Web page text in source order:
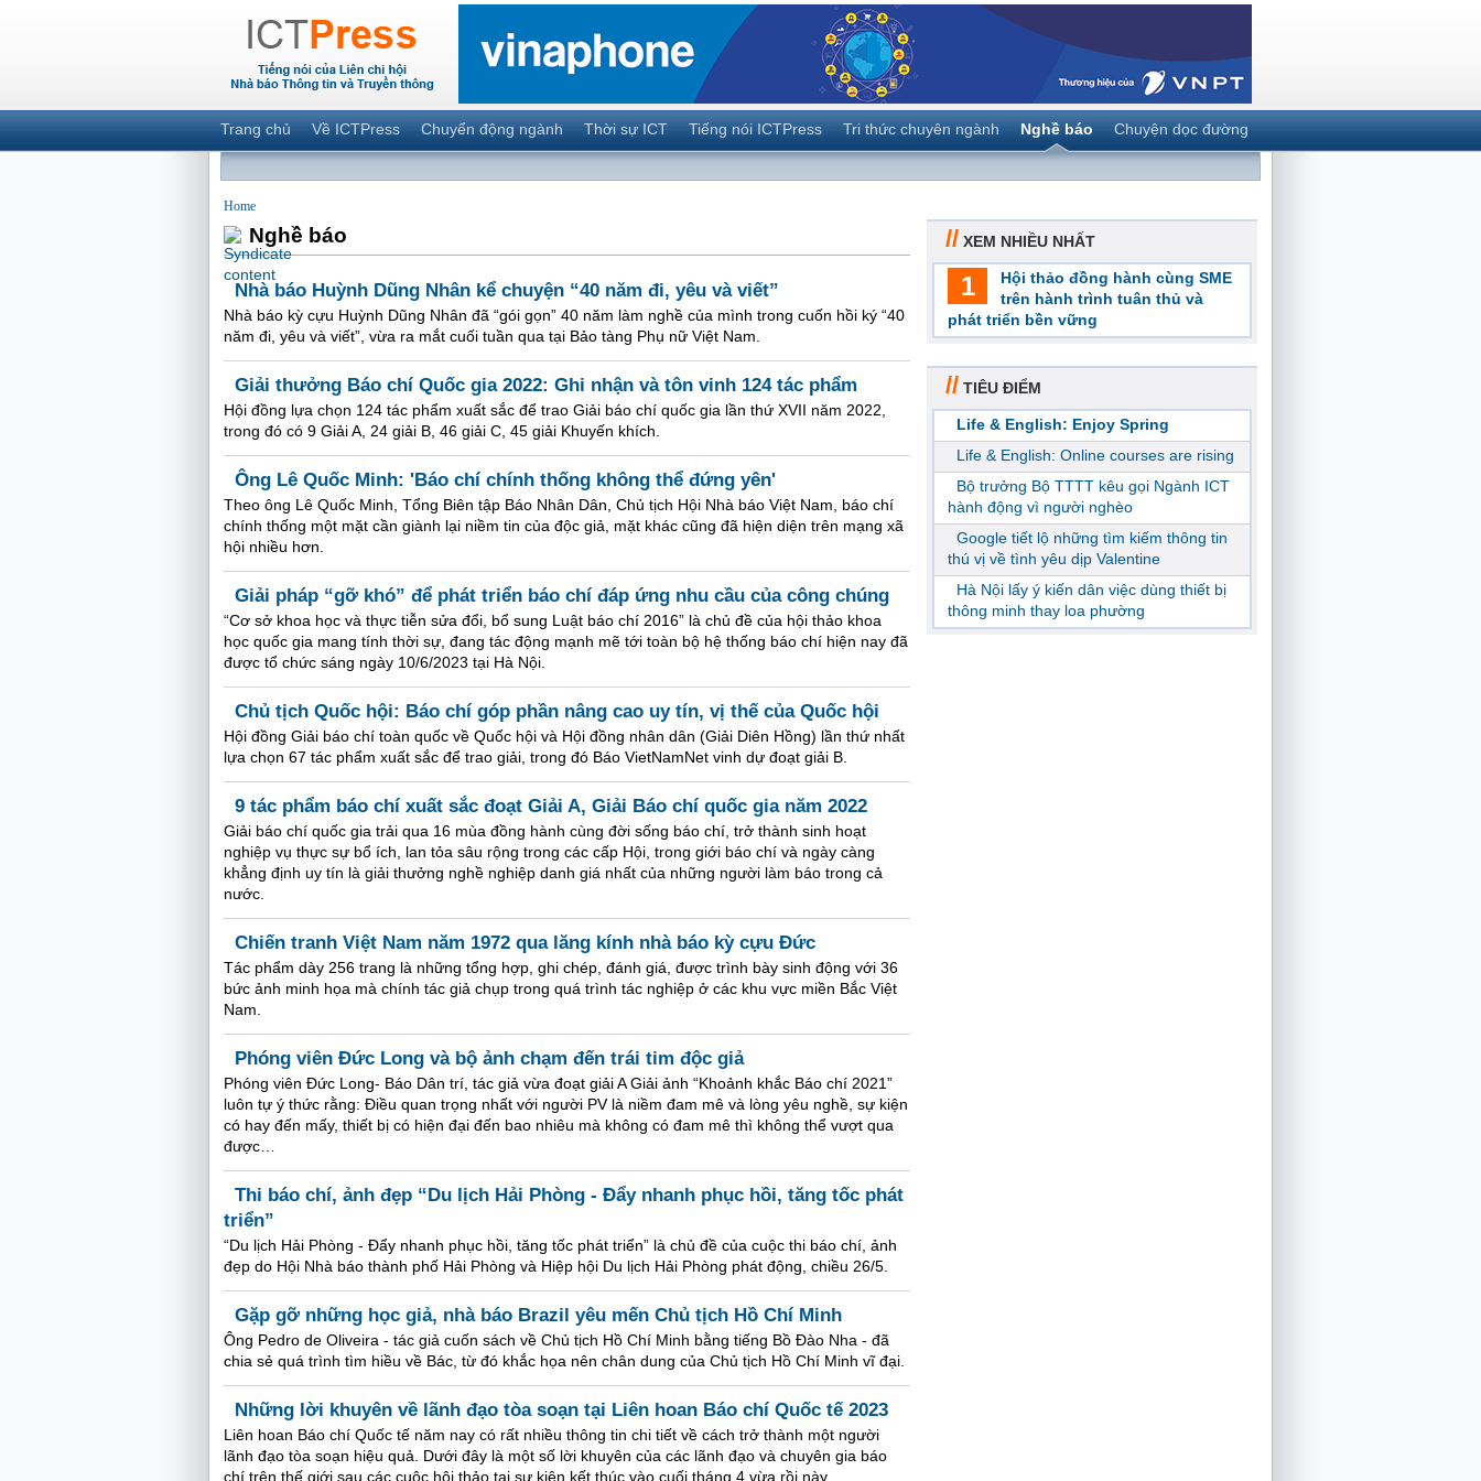
Trang chủ Về ICTPress Chuyển động ngành Thời sự ICT Tiếng nói ICTPress Tri thức chuyên ngành Nghề báo Chuyện dọc đường
Home
Nghề báo
Nhà báo Huỳnh Dũng Nhân kể chuyện “40 năm đi, yêu và viết”
Nhà báo kỳ cựu Huỳnh Dũng Nhân đã “gói gọn” 40 năm làm nghề của mình trong cuốn hồi ký “40
năm đi, yêu và viết”, vừa ra mắt cuối tuần qua tại Bảo tàng Phụ nữ Việt Nam.
Giải thưởng Báo chí Quốc gia 2022: Ghi nhận và tôn vinh 124 tác phẩm
Hội đồng lựa chọn 124 tác phẩm xuất sắc để trao Giải báo chí quốc gia lần thứ XVII năm 2022,
trong đó có 9 Giải A, 24 giải B, 46 giải C, 45 giải Khuyến khích.
Ông Lê Quốc Minh: 'Báo chí chính thống không thể đứng yên'
Theo ông Lê Quốc Minh, Tổng Biên tập Báo Nhân Dân, Chủ tịch Hội Nhà báo Việt Nam, báo chí
chính thống một mặt cần giành lại niềm tin của độc giả, mặt khác cũng đã hiện diện trên mạng xã
hội nhiều hơn.
Giải pháp “gỡ khó” để phát triển báo chí đáp ứng nhu cầu của công chúng
“Cơ sở khoa học và thực tiễn sửa đổi, bổ sung Luật báo chí 2016” là chủ đề của hội thảo khoa
học quốc gia mang tính thời sự, đang tác động mạnh mẽ tới toàn bộ hệ thống báo chí hiện nay đã
được tổ chức sáng ngày 10/6/2023 tại Hà Nội.
Chủ tịch Quốc hội: Báo chí góp phần nâng cao uy tín, vị thế của Quốc hội
Hội đồng Giải báo chí toàn quốc về Quốc hội và Hội đồng nhân dân (Giải Diên Hồng) lần thứ nhất
lựa chọn 67 tác phẩm xuất sắc để trao giải, trong đó Báo VietNamNet vinh dự đoạt giải B.
9 tác phẩm báo chí xuất sắc đoạt Giải A, Giải Báo chí quốc gia năm 2022
Giải báo chí quốc gia trải qua 16 mùa đồng hành cùng đời sống báo chí, trở thành sinh hoạt
nghiệp vụ thực sự bổ ích, lan tỏa sâu rộng trong các cấp Hội, trong giới báo chí và ngày càng
khẳng định uy tín là giải thưởng nghề nghiệp danh giá nhất của những người làm báo trong cả
nước.
Chiến tranh Việt Nam năm 1972 qua lăng kính nhà báo kỳ cựu Đức
Tác phẩm dày 256 trang là những tổng hợp, ghi chép, đánh giá, được trình bày sinh động với 36
bức ảnh minh họa mà chính tác giả chụp trong quá trình tác nghiệp ở các khu vực miền Bắc Việt
Nam.
Phóng viên Đức Long và bộ ảnh chạm đến trái tim độc giả
Phóng viên Ðức Long- Báo Dân trí, tác giả vừa đoạt giải A Giải ảnh “Khoảnh khắc Báo chí 2021”
luôn tự ý thức rằng: Ðiều quan trọng nhất với người PV là niềm đam mê và lòng yêu nghề, sự kiện
có hay đến mấy, thiết bị có hiện đại đến bao nhiêu mà không có đam mê thì không thể vượt qua
được…
Thi báo chí, ảnh đẹp “Du lịch Hải Phòng - Đẩy nhanh phục hồi, tăng tốc phát
triển”
“Du lịch Hải Phòng - Đẩy nhanh phục hồi, tăng tốc phát triển” là chủ đề của cuộc thi báo chí, ảnh
đẹp do Hội Nhà báo thành phố Hải Phòng và Hiệp hội Du lịch Hải Phòng phát động, chiều 26/5.
Gặp gỡ những học giả, nhà báo Brazil yêu mến Chủ tịch Hồ Chí Minh
Ông Pedro de Oliveira - tác giả cuốn sách về Chủ tịch Hồ Chí Minh bằng tiếng Bồ Đào Nha - đã
chia sẻ quá trình tìm hiều về Bác, từ đó khắc họa nên chân dung của Chủ tịch Hồ Chí Minh vĩ đại.
Những lời khuyên về lãnh đạo tòa soạn tại Liên hoan Báo chí Quốc tế 2023
Liên hoan Báo chí Quốc tế năm nay có rất nhiều thông tin chi tiết về cách trở thành một người
lãnh đạo tòa soạn hiệu quả. Dưới đây là một số lời khuyên của các lãnh đạo và chuyên gia báo
chí trên thế giới sau các cuộc hội thảo tại sự kiện kết thúc vào cuối tháng 4 vừa rồi này.
// XEM NHIỀU NHẤT
1
Hội thảo đồng hành cùng SME
trên hành trình tuân thủ và
phát triển bền vững
// TIÊU ĐIỂM
Life & English: Enjoy Spring
Life & English: Online courses are rising
Bộ trưởng Bộ TTTT kêu gọi Ngành ICT
hành động vì người nghèo
Google tiết lộ những tìm kiếm thông tin
thú vị về tình yêu dịp Valentine
Hà Nội lấy ý kiến dân việc dùng thiết bị
thông minh thay loa phường